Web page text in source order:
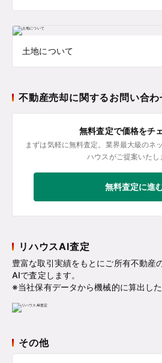
土地について
不動産売却に関するお問い合わ
無料査定で価格をチ
まずは気軽に無料査定。業界最大級のネ
ハウスがご提案いたし
無料査定に進
リハウスAI査定
豊富な取引実績をもとにご所有不動産
AIで査定します。
※当社保有データから機械的に算出し
その他